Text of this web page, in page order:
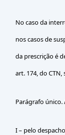
No caso da
nos casos de
da prescrição é
art. 174, do CTN,
Parágrafo único.
I – pelo